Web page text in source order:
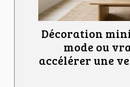
Décoration
mode ou
accélérer une